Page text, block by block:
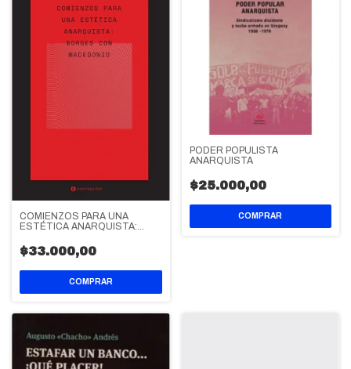
COMIENZOS PARA UNA
ESTÉTICA ANARQUISTA:
$33.000,00
PODER POPULISTA
ANARQUISTA
$25.000,00